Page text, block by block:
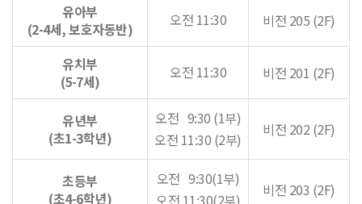
유아부
(2-4세, 보호자동반)
오전 11:30 비전 205 (2F)
유치부
(5-7세)
오전 11:30 비전 201 (2F)
유년부
(초1-3학년)
오전 9:30 (1부)
오전 11:30 (2부)
비전 202 (2F)
초등부
(초4-6학년)
오전 9:30(1부)
오전 11:30(2부)
비전 203 (2F)